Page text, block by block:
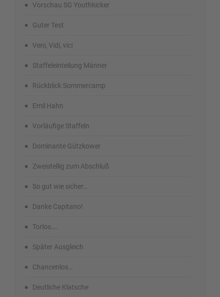
Vorschau SG Youthkicker
Guter Test
Veni, Vidi, vici
Staffeleinteilung Männer
Rückblick Sommercamp
Emil Hahn
Vorläufige Staffeln
Dominante Gützkower
Zweistellig zum Abschluß
So gut wie sicher…
Danke Capitano!
Torlos….
Später Ausgleich
Chancenlos…
Deutliche Klatsche